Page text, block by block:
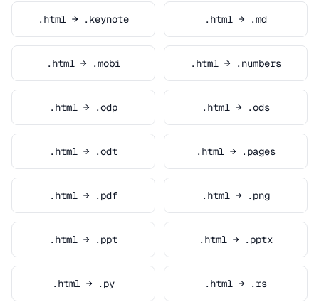
.html → .keynote .html → .md
.html → .mobi .html → .numbers
.html → .odp .html → .ods
.html → .odt .html → .pages
.html → .pdf .html → .png
.html → .ppt .html → .pptx
.html → .py .html → .rs